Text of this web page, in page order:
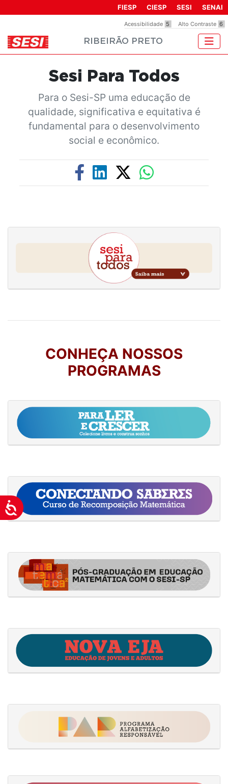
inclui
um
acessibilidade.
Acessibilidade
Acessibilidade 5 Alto Contraste 6
FIESP CIESP SESI SENAI
RIBEIRÃO PRETO
Sesi Para Todos
Para o Sesi-SP uma educação de
qualidade, significativa e equitativa é
fundamental para o desenvolvimento
social e econômico.
CONHEÇA NOSSOS
PROGRAMAS